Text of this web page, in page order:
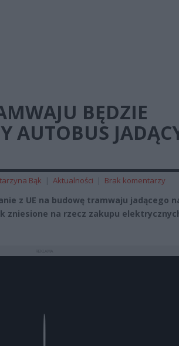
BĘDZIE
AUTOBUS
Bąk | Aktualności | Brak komentarzy
z UE na budowę tramwaju jadącego
zniesione na rzecz zakupu